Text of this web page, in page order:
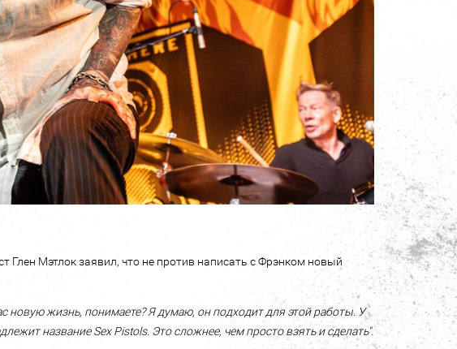
Глен Мэтлок заявил, что не против написать с Фрэнком новый
новую жизнь, понимаете? Я думаю, он подходит для этой работы. У
название Sex Pistols. Это сложнее, чем просто взять и сделать".